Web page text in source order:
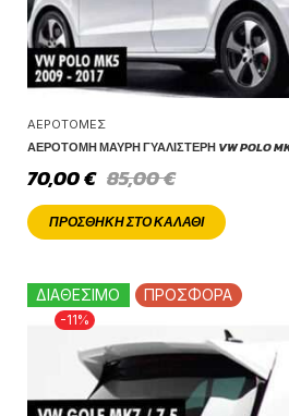
ΑΕΡΟΤΟΜΈΣ
ΑΕΡΟΤΟΜΉ ΜΑΎΡΗ ΓΥΑΛΙΣΤΕΡΉ VW POLO
85,00€
70,00€
ΠΡΟΣΘΉΚΗ ΣΤΟ ΚΑΛΆΘΙ
-11%
ΔΙΑΘΕΣΙΜΟ ΠΡΟΣΦΟΡΑ